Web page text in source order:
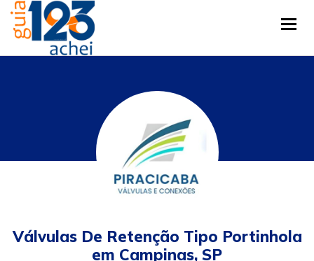
Válvulas De Retenção Tipo Portinhola
em Campinas, SP